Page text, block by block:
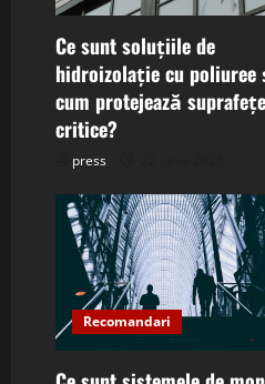
t
i
o
n
Ce sunt soluțiile de
hidroizolație cu poliuree
cum protejează
critice?
press
Recomandari